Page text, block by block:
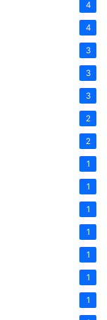
4
4
3
3
3
2
2
1
1
1
1
1
1
1